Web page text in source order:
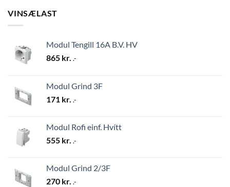
VINSÆLAST
Modul Tengill 16A B.V. HV
865 kr. .-
Modul Grind 3F
171 kr. .-
Modul Rofi einf. Hvítt
555 kr. .-
Modul Grind 2/3F
270 kr. .-